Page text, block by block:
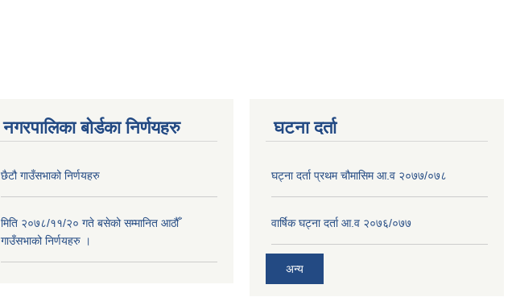
नगरपालिका बोर्डका निर्णयहरु
छैटौ गाउँसभाको निर्णयहरु
मिति २०७८/११/२० गते बसेको सम्मानित आठौँ
गाउँसभाको निर्णयहरु ।
घटना दर्ता
घट्ना दर्ता प्रथम चौमासिम आ.व २०७७/०७८
वार्षिक घट्ना दर्ता आ.व २०७६/०७७
अन्य